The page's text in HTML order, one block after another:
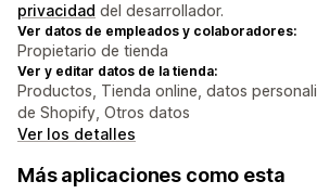
privacidad del desarrollador.
Ver datos de empleados y colaboradores:
Propietario de tienda
Ver y editar datos de la tienda:
Productos, Tienda online, datos
de Shopify, Otros datos
Ver los detalles
Más aplicaciones como esta